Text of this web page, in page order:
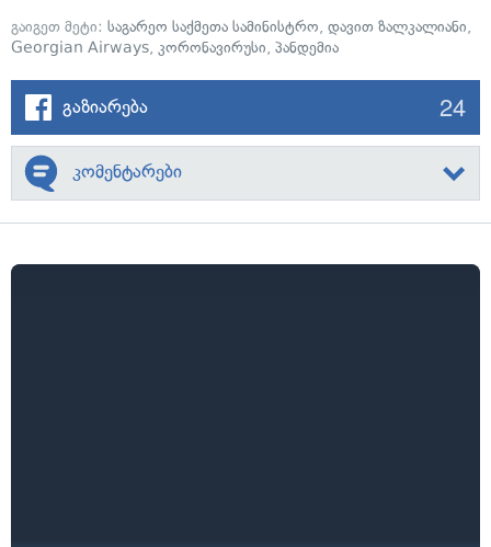
გაიგეთ მეტი: საგარეო საქმეთა სამინისტრო, დავით ზალკალიანი,
Georgian Airways, კორონავირუსი, პანდემია
გაზიარება 24
კომენტარები